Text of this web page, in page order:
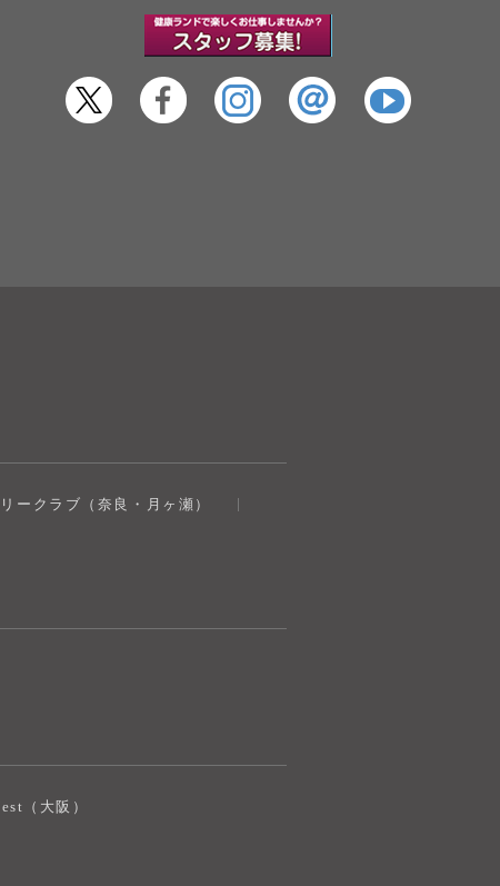
ークラブ（奈良・月ヶ瀬）
（大阪）
奈良健康ランド
AIコンシェルジュ